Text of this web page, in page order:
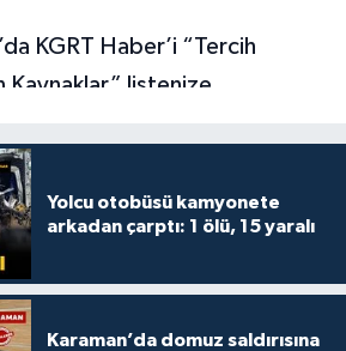
Yolcu otobüsü kamyonete
arkadan çarptı: 1 ölü, 15 yaralı
Karaman’da domuz saldırısına